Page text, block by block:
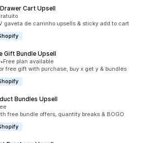
Cart Upsell
gaveta de carrinho upsells & sticky add to cart
Gift Bundle Upsell
avaliações
•Free plan available
free gift with purchase, buy x get y & bundles
Bundles Upsell
free bundle offers, quantity breaks & BOGO